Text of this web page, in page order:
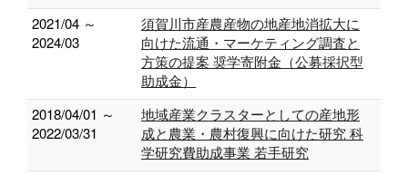
2021/04 ～
2024/03
須賀川市産農産物の地産地消拡大に
向けた流通・マーケティング調査と
方策の提案 奨学寄附金（公募採択型
助成金）
2018/04/01 ～
2022/03/31
地域産業クラスターとしての産地形
成と農業・農村復興に向けた研究 科
学研究費助成事業 若手研究